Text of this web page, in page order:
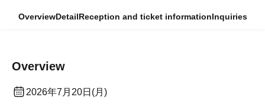
OverviewDetailReception and ticket informationInquiries
Overview
2026年7月20日(月)